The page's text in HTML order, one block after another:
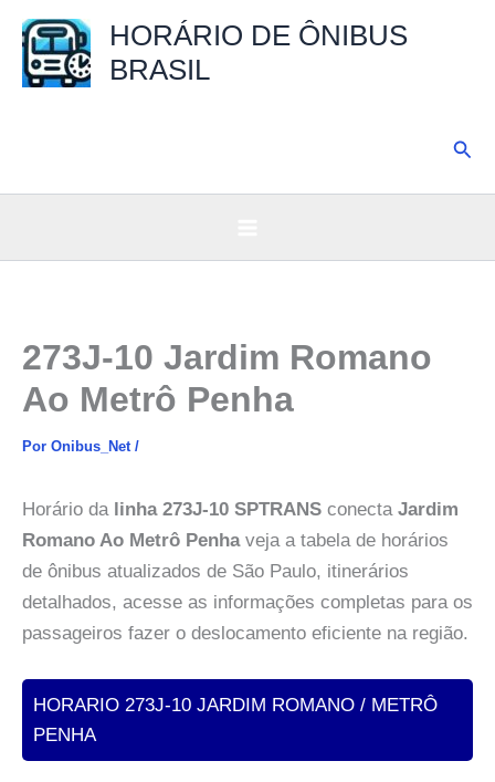
para
HORÁRIO DE ÔNIBUS
BRASIL
273J-10 Jardim Romano
Ao Metrô Penha
Por Onibus_Net /
Horário da linha 273J-10 SPTRANS conecta Jardim
Romano Ao Metrô Penhaveja a tabela de horários
de ônibus atualizados de São Paulo, itinerários
detalhados, acesse as informações completas para os
passageiros fazer o deslocamento eficiente na região.
HORARIO 273J-10 JARDIM ROMANO / METRÔ
PENHA